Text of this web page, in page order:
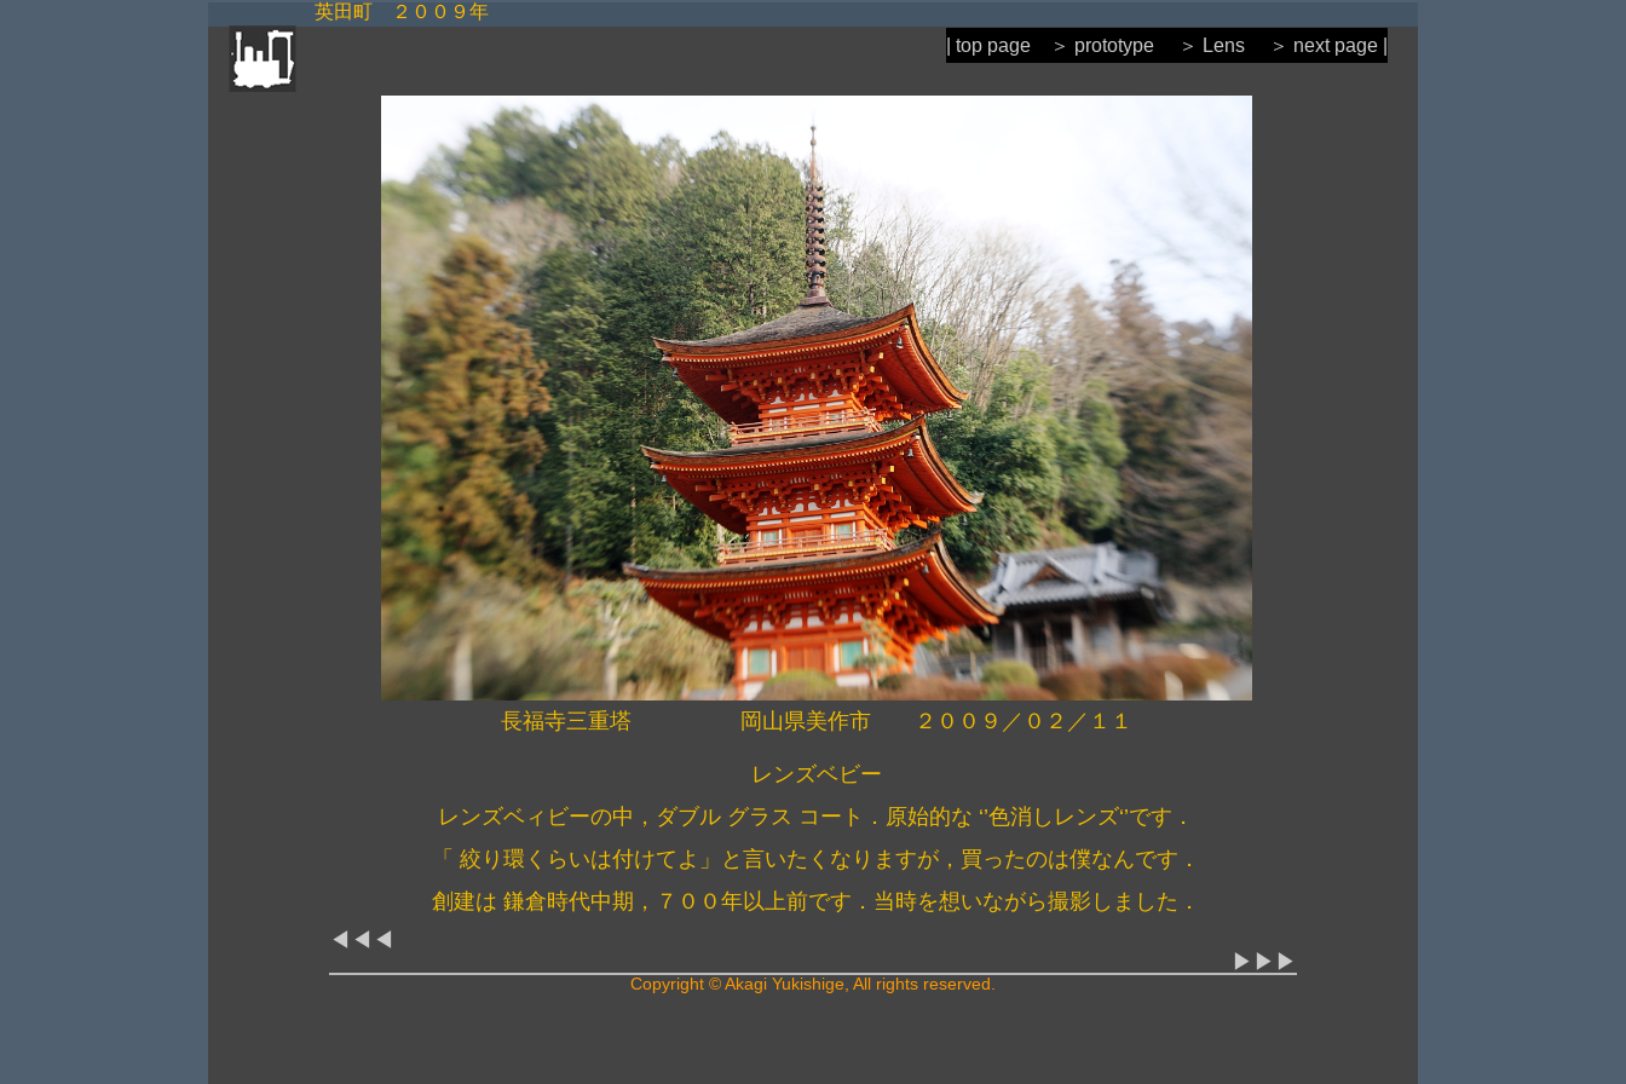
英田町 ２００９年
| top page
＞ prototype ＞ Lens ＞ next page |
長福寺三重塔 岡山県美作市 ２００９／０２／１１
レンズベビー
レンズベィビーの中，ダブル グラス コート．原始的な ‘’色消しレンズ‘’です．
「 絞り環くらいは付けてよ」と言いたくなりますが，買ったのは僕なんです．
創建は 鎌倉時代中期，７００年以上前です．当時を想いながら撮影しました．
◀◀◀
▶▶▶
Copyright © Akagi Yukishige, All rights reserved.